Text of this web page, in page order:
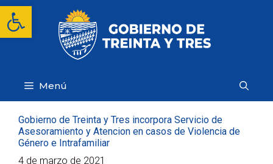
Abrir barra de herramientas
Saltar
contenido
Menú
Gobierno de Treinta y Tres incorpora Servicio de
Asesoramiento y Atencion en casos de Violencia de
Género e Intrafamiliar
4 de marzo de 2021